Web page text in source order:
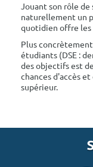
Jouant son rôle de
naturellement un
quotidien offre les
Plus
étudiants (DSE :
des objectifs est
chances d'accès
supérieur.